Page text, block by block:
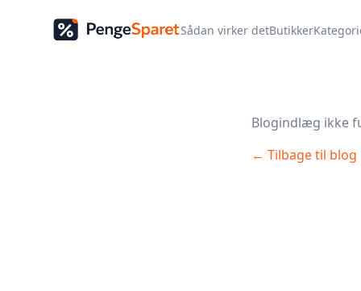
Sådan virker detButikker
Blogindlæg ikke
← Tilbage til blog